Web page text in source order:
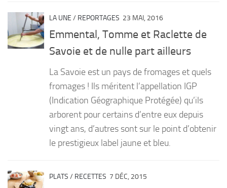
LA UNE / REPORTAGES 23 MAI, 2016
Emmental, Tomme et Raclette de
Savoie et de nulle part ailleurs
La Savoie est un pays de fromages et quels
fromages ! Ils méritent l’appellation IGP
(Indication Géographique Protégée) qu’ils
arborent pour certains d’entre eux depuis
vingt ans, d’autres sont sur le point d’obtenir
le prestigieux label jaune et bleu.
PLATS / RECETTES 7 DÉC, 2015